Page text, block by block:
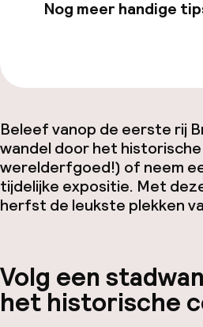
Nog meer handige
Beleef vanop de eerste rij
wandel door het
werelderfgoed!) of neem
tijdelijke expositie. Met
herfst de leukste plekken
Volg een
het historische